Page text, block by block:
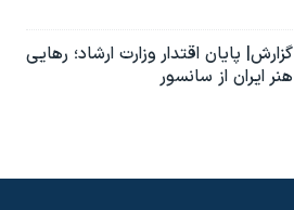
گزارش| پایان اقتدار وزارت ارشاد؛ رهایی
هنر ایران از سانسور